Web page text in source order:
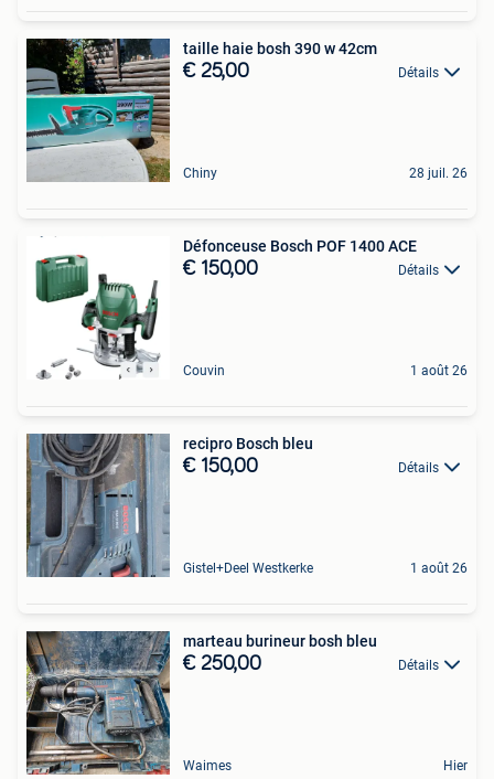
taille haie bosh 390 w 42cm
€ 25,00 Détails
Chiny 28 juil. 26
Défonceuse Bosch POF 1400 ACE
€ 150,00 Détails
Couvin 1 août 26
recipro Bosch bleu
€ 150,00 Détails
Gistel+Deel Westkerke 1 août 26
marteau burineur bosh bleu
€ 250,00 Détails
Waimes Hier